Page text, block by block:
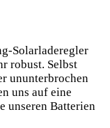
Solarladeregler
robust. Selbst
ununterbrochen
uns auf eine
unseren Batterien